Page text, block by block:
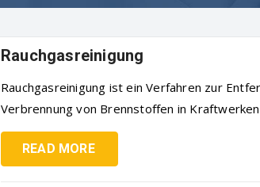
Rauchgasreinigung
Rauchgasreinigung ist ein Verfahren zur
Verbrennung von Brennstoffen in
READ MORE